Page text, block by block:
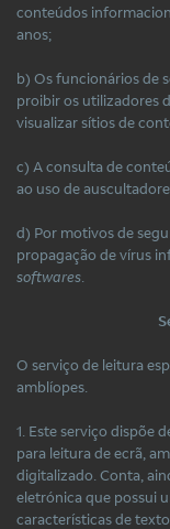
conteúdos
anos;
b) Os funcionários de
proibir os utilizadores
visualizar sítios de
c) A consulta de
ao uso de
d) Por motivos de
propagação de vírus
softwares
O serviço de leitura
amblíopes.
1. Este serviço dispõe
para leitura de ecrã,
digitalizado. Conta,
eletrónica que possui
características de